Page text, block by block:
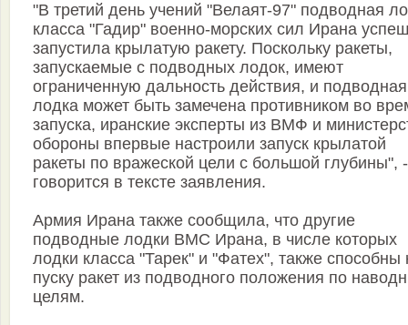
"В третий день учений "Велаят-97" подводная
класса "Гадир" военно-морских сил Ирана
запустила крылатую ракету. Поскольку ракеты,
запускаемые с подводных лодок, имеют
ограниченную дальность действия, и подводная
лодка может быть замечена противником во
запуска, иранские эксперты из ВМФ и
обороны впервые настроили запуск крылатой
ракеты по вражеской цели с большой глубины", -
говорится в тексте заявления.
Армия Ирана также сообщила, что другие
подводные лодки ВМС Ирана, в числе которых
лодки класса "Тарек" и "Фатех", также способны
пуску ракет из подводного положения по
целям.